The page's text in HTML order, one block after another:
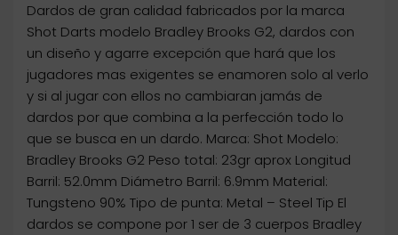
Dardos de gran calidad fabricados por la marca
Shot Darts modelo Bradley Brooks G2, dardos con
un diseño y agarre excepción que hará que los
jugadores mas exigentes se enamoren solo al verlo
y si al jugar con ellos no cambiaran jamás de
dardos por que combina a la perfección todo lo
que se busca en un dardo. Marca: Shot Modelo:
Bradley Brooks G2 Peso total: 23gr aprox Longitud
Barril: 52.0mm Diámetro Barril: 6.9mm Material:
Tungsteno 90% Tipo de punta: Metal – Steel Tip El
dardos se compone por 1 ser de 3 cuerpos Bradley